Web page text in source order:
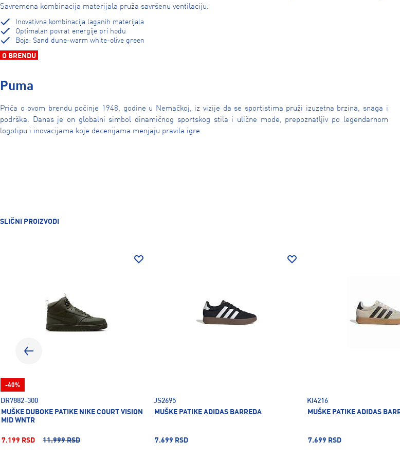
Savremena kombinacija materijala pruža savršenu ventilaciju.
Inovativna kombinacija laganih materijala
Optimalan povrat energije pri hodu
Boja: Sand dune-warm white-olive green
O BRENDU
Puma
Priča o ovom brendu počinje 1948. godine u Nemačkoj, iz vizije da se sportistima pruži izuzetna brzina, snaga i
podrška. Danas je on globalni simbol dinamičnog sportskog stila i ulične mode, prepoznatljiv po legendarnom
logotipu i inovacijama koje decenijama menjaju pravila igre.
SLIČNI PROIZVODI
DR7882-300
MUŠKE DUBOKE PATIKE NIKE COURT VISION
MID WNTR
7.199 RSD 11.999 RSD
-40%
JS2695
MUŠKE PATIKE ADIDAS BARREDA
7.699 RSD
KI4216
MUŠKE PATIKE ADIDAS
7.699 RSD